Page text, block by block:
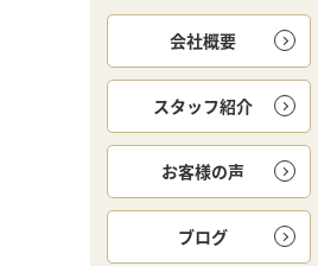
会社概要
スタッフ紹介
お客様の声
ブログ